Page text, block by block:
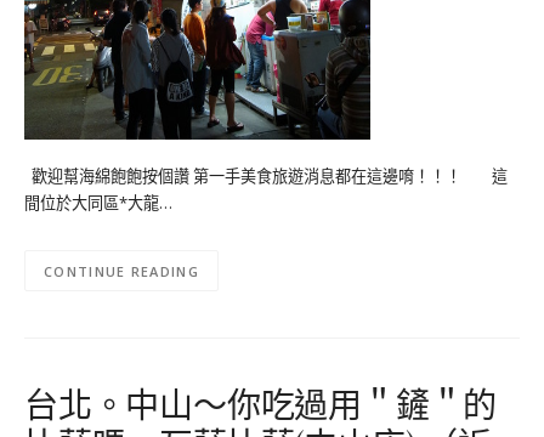
歡迎幫海綿飽飽按個讚 第一手美食旅遊消息都在這邊唷！！！ 這
間位於大同區*大龍…
CONTINUE READING
台北。中山～你吃過用＂鏟＂的